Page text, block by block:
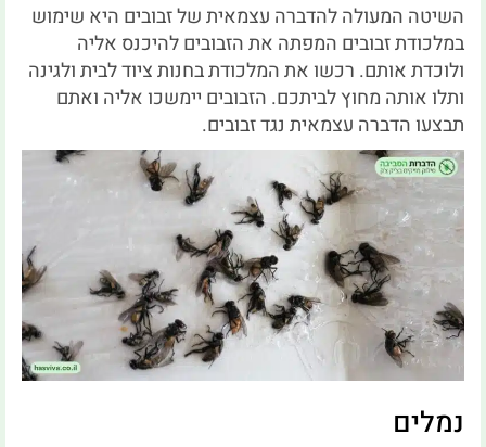
השיטה המעולה להדברה עצמאית של זבובים היא שימוש
במלכודת זבובים המפתה את הזבובים להיכנס אליה
ולוכדת אותם. רכשו את המלכודת בחנות ציוד לבית ולגינה
ותלו אותה מחוץ לביתכם. הזבובים יימשכו אליה ואתם
תבצעו הדברה עצמאית נגד זבובים.
נמלים